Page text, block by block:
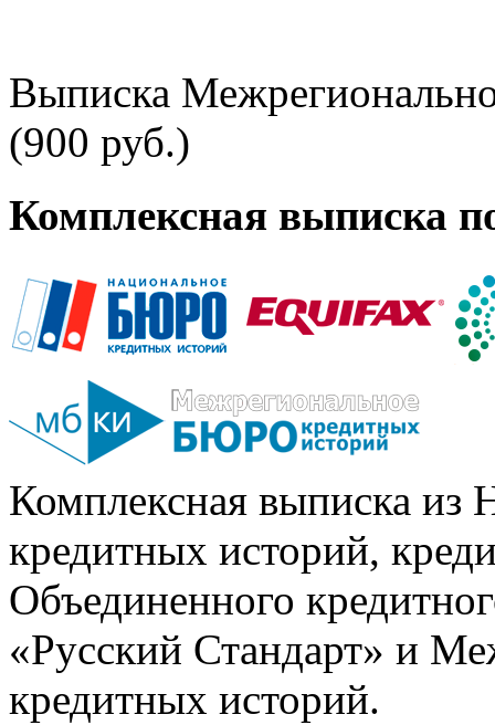
Выписка
(900 руб.)
Комплексная выписка
Комплексная выписка из
кредитных историй,
Объединенного
«Русский Стандарт» и
кредитных историй.